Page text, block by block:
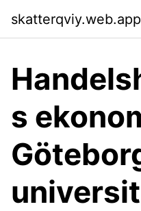
skatterqviy.web.app
s